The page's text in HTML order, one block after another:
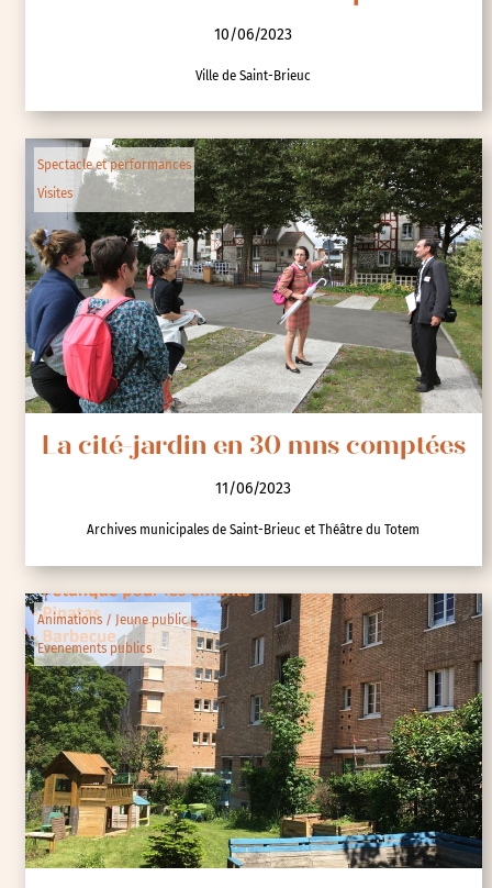
10/06/2023
Ville de Saint-Brieuc
Spectacle et performances
Visites
La cité-jardin en 30 mns comptées
11/06/2023
Archives municipales de Saint-Brieuc et Théâtre du Totem
Animations / Jeune public
Evenements publics